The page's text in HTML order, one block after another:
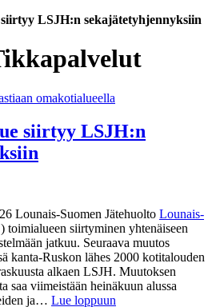
LSJH:n sekajätetyhjennyksiin
siirtyy LSJH:n
Lounais-Suomen Jätehuolto Lounais-
) toimialueen siirtyminen yhtenäiseen
jatkuu. Seuraava muutos
kanta-Ruskon lähes 2000 kotitalouden
alkaen LSJH. Muutoksen
saa viimeistään heinäkuun alussa
ja… Lue loppuun